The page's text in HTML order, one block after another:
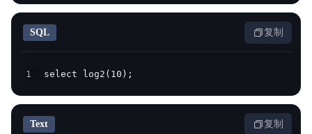
SQL 复制
1 select log2(10);
Text 复制